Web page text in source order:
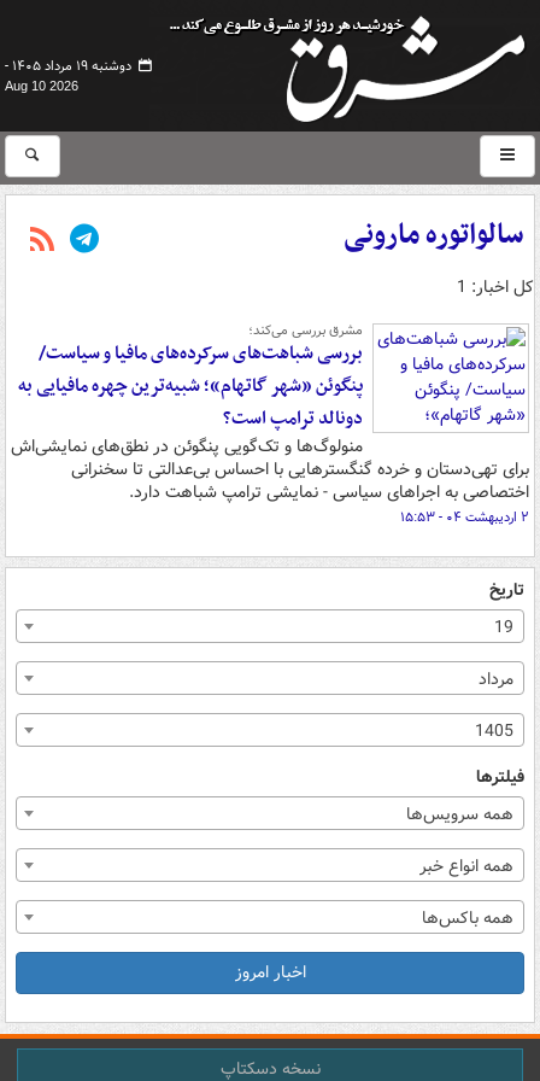
دوشنبه ۱۹ مرداد ۱۴۰۵ -
Aug 10 2026
سالواتوره مارونی
کل اخبار: 1
مشرق بررسی می‌کند؛
بررسی شباهت‌های سرکرده‌های مافیا و سیاست/
پنگوئن «شهر گاتهام»؛ شبیه‌ترین چهره مافیایی به
دونالد ترامپ است؟
منولوگ‌ها و تک‌گویی‌ پنگوئن در نطق‌های نمایشی‌اش
برای تهی‌دستان و خرده گنگسترهایی با احساس بی‌عدالتی تا سخنرانی‌
اختصاصی به اجراهای سیاسی - نمایشی ترامپ شباهت دارد.
۲ اردیبهشت ۰۴ - ۱۵:۵۳
تاریخ
19
مرداد
1405
فیلترها
همه سرویس‌ها
همه انواع خبر
همه باکس‌ها
اخبار امروز
نسخه دسکتاپ